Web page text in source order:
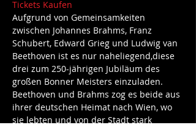
Tickets Kaufen
Aufgrund von Gemeinsamkeiten
zwischen Johannes Brahms, Franz
Schubert, Edward Grieg und Ludwig van
Beethoven ist es nur naheliegend,diese
drei zum 250-jährigen Jubiläum des
großen Bonner Meisters einzuladen.
Beethoven und Brahms zog es beide aus
ihrer deutschen Heimat nach Wien, wo
sie lebten und von der Stadt stark